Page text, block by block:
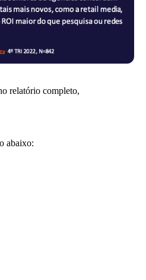
relatório completo,
abaixo: